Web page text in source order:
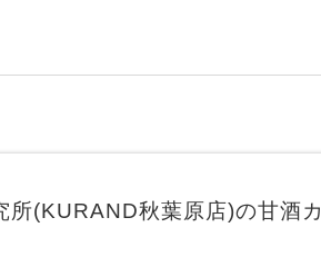
(KURAND秋葉原店)の甘酒カ